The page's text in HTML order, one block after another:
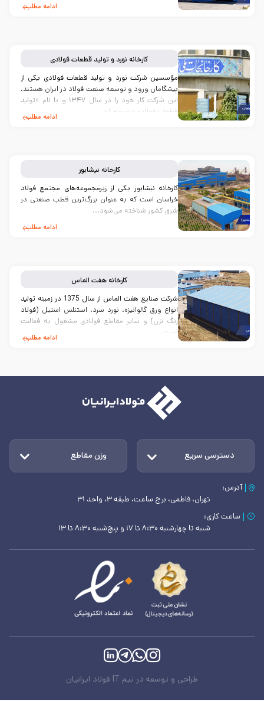
ادامه مطلب
کارخانه نورد و تولید قطعات فولادی
مؤسسین شرکت نورد و تولید قطعات فولادی یکی از
پیشگامان ورود و توسعه صنعت فولاد در ایران هستند.
این شرکت کار خود را در سال ۱۳۴۷ و با نام «تولید
قطعات فولادی» شروع کرد...
ادامه مطلب
کارخانه نیشابور
کارخانه نیشابور یکی از زیرمجموعه‌های مجتمع فولاد
خراسان است که به عنوان بزرگ‌ترین قطب صنعتی در
شرق کشور شناخته می‌شود...
ادامه مطلب
کارخانههفت الماس
شرکت صنایع هفت الماس از سال 1375 در زمینه تولید
انواع ورق گالوانيزه، نورد سرد، استنلس استيل (فولاد
زنگ نزن) و ساير مقاطع فولادی مشغول به فعالیت
است...
ادامه مطلب
دسترسی سریع وزن مقاطع
آدرس:
تهران، فاطمی، برج ساعت، طبقه ۳، واحد ۳۱
ساعت کاری:
شنبه تا چهارشنبه ۸:۳۰ تا ۱۷ و پنج‌شنبه ۸:۳۰ تا ۱۳
طراحی و توسعه در تیم IT فولاد ایرانیان